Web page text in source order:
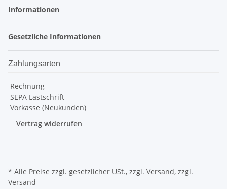
Informationen
Gesetzliche Informationen
Zahlungsarten
Rechnung
SEPA Lastschrift
Vorkasse (Neukunden)
Vertrag widerrufen
* Alle Preise zzgl. gesetzlicher USt., zzgl. Versand, zzgl.
Versand